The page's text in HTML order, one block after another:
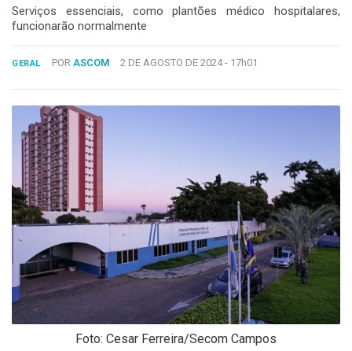
COLUNAS
FALE
CONOSCO
Copyright
2024
Desenvolvido
Hesea
Tecnologia
Sistemas
Serviços essenciais, como plantões médico hospitalares,
funcionarão normalmente
GERAL POR ASCOM 2 DE AGOSTO DE 2024 - 17h01
Foto: Cesar Ferreira/Secom Campos